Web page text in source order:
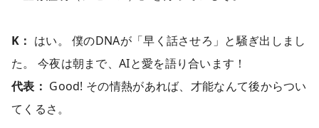
K： はい。 僕のDNAが「早く話させろ」と騒ぎ出しまし
た。 今夜は朝まで、AIと愛を語り合います！
代表： Good! その情熱があれば、才能なんて後からつい
てくるさ。